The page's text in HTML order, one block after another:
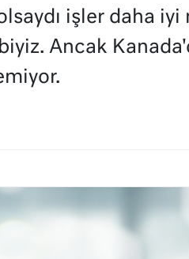
işler daha iyi
Ancak